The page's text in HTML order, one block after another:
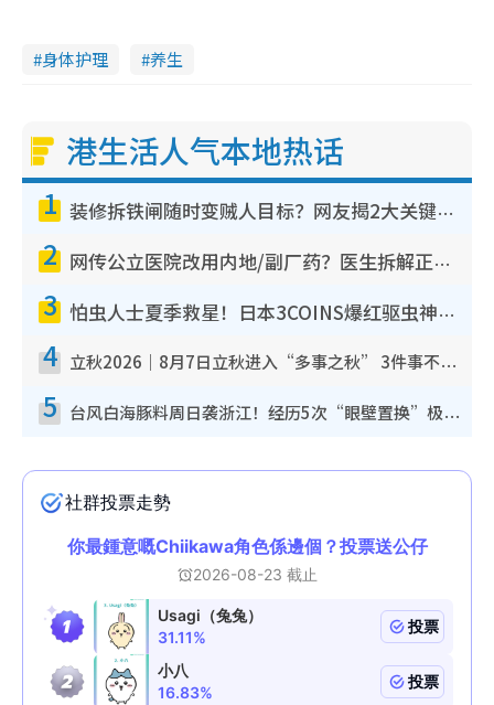
身体护理 养生
港生活人气本地热话
1 装修拆铁闸随时变贼人目标？网友揭2大关键用途：装新款等于白装？附新旧铁闸分别
2 网传公立医院改用内地/副厂药？医生拆解正副厂分别，揭4类人换药随时出事
3 怕虫人士夏季救星！日本3COINS爆红驱虫神器$45起 1招“全程免触碰”轻松搞定小强
4 立秋2026｜8月7日立秋进入“多事之秋” 3件事不可做！专家教6招开运 清杂物／钱包纳气接好运
5 台风白海豚料周日袭浙江！经历5次“眼壁置换”极罕见 成登陆内地最长途台风